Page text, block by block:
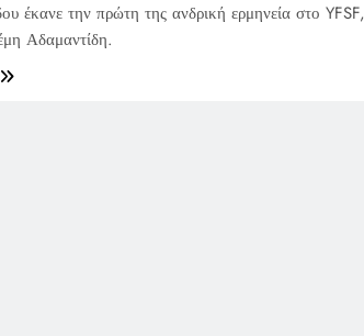
έκανε την πρώτη της ανδρική ερμηνεία στο YFSF,
Αδαμαντίδη.